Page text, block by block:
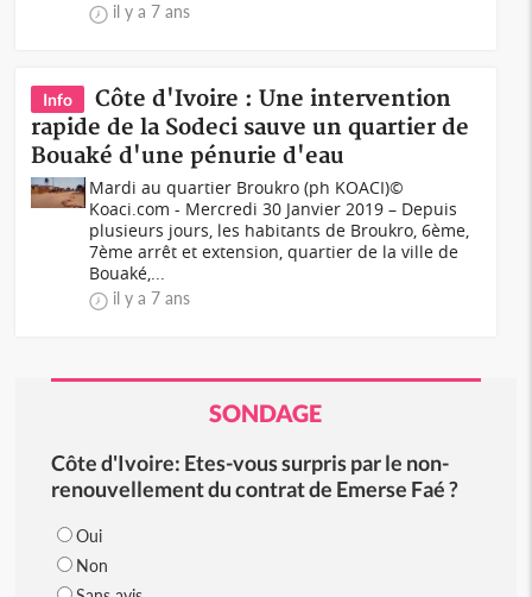
il y a 7 ans
Info
Côte d'Ivoire : Une intervention
rapide de la Sodeci sauve un quartier de
Bouaké d'une pénurie d'eau
Mardi au quartier Broukro (ph KOACI)©
Koaci.com - Mercredi 30 Janvier 2019 – Depuis
plusieurs jours, les habitants de Broukro, 6ème,
7ème arrêt et extension, quartier de la ville de
Bouaké,...
il y a 7 ans
SONDAGE
Côte d'Ivoire: Etes-vous surpris par le non-
renouvellement du contrat de Emerse Faé ?
Oui
Non